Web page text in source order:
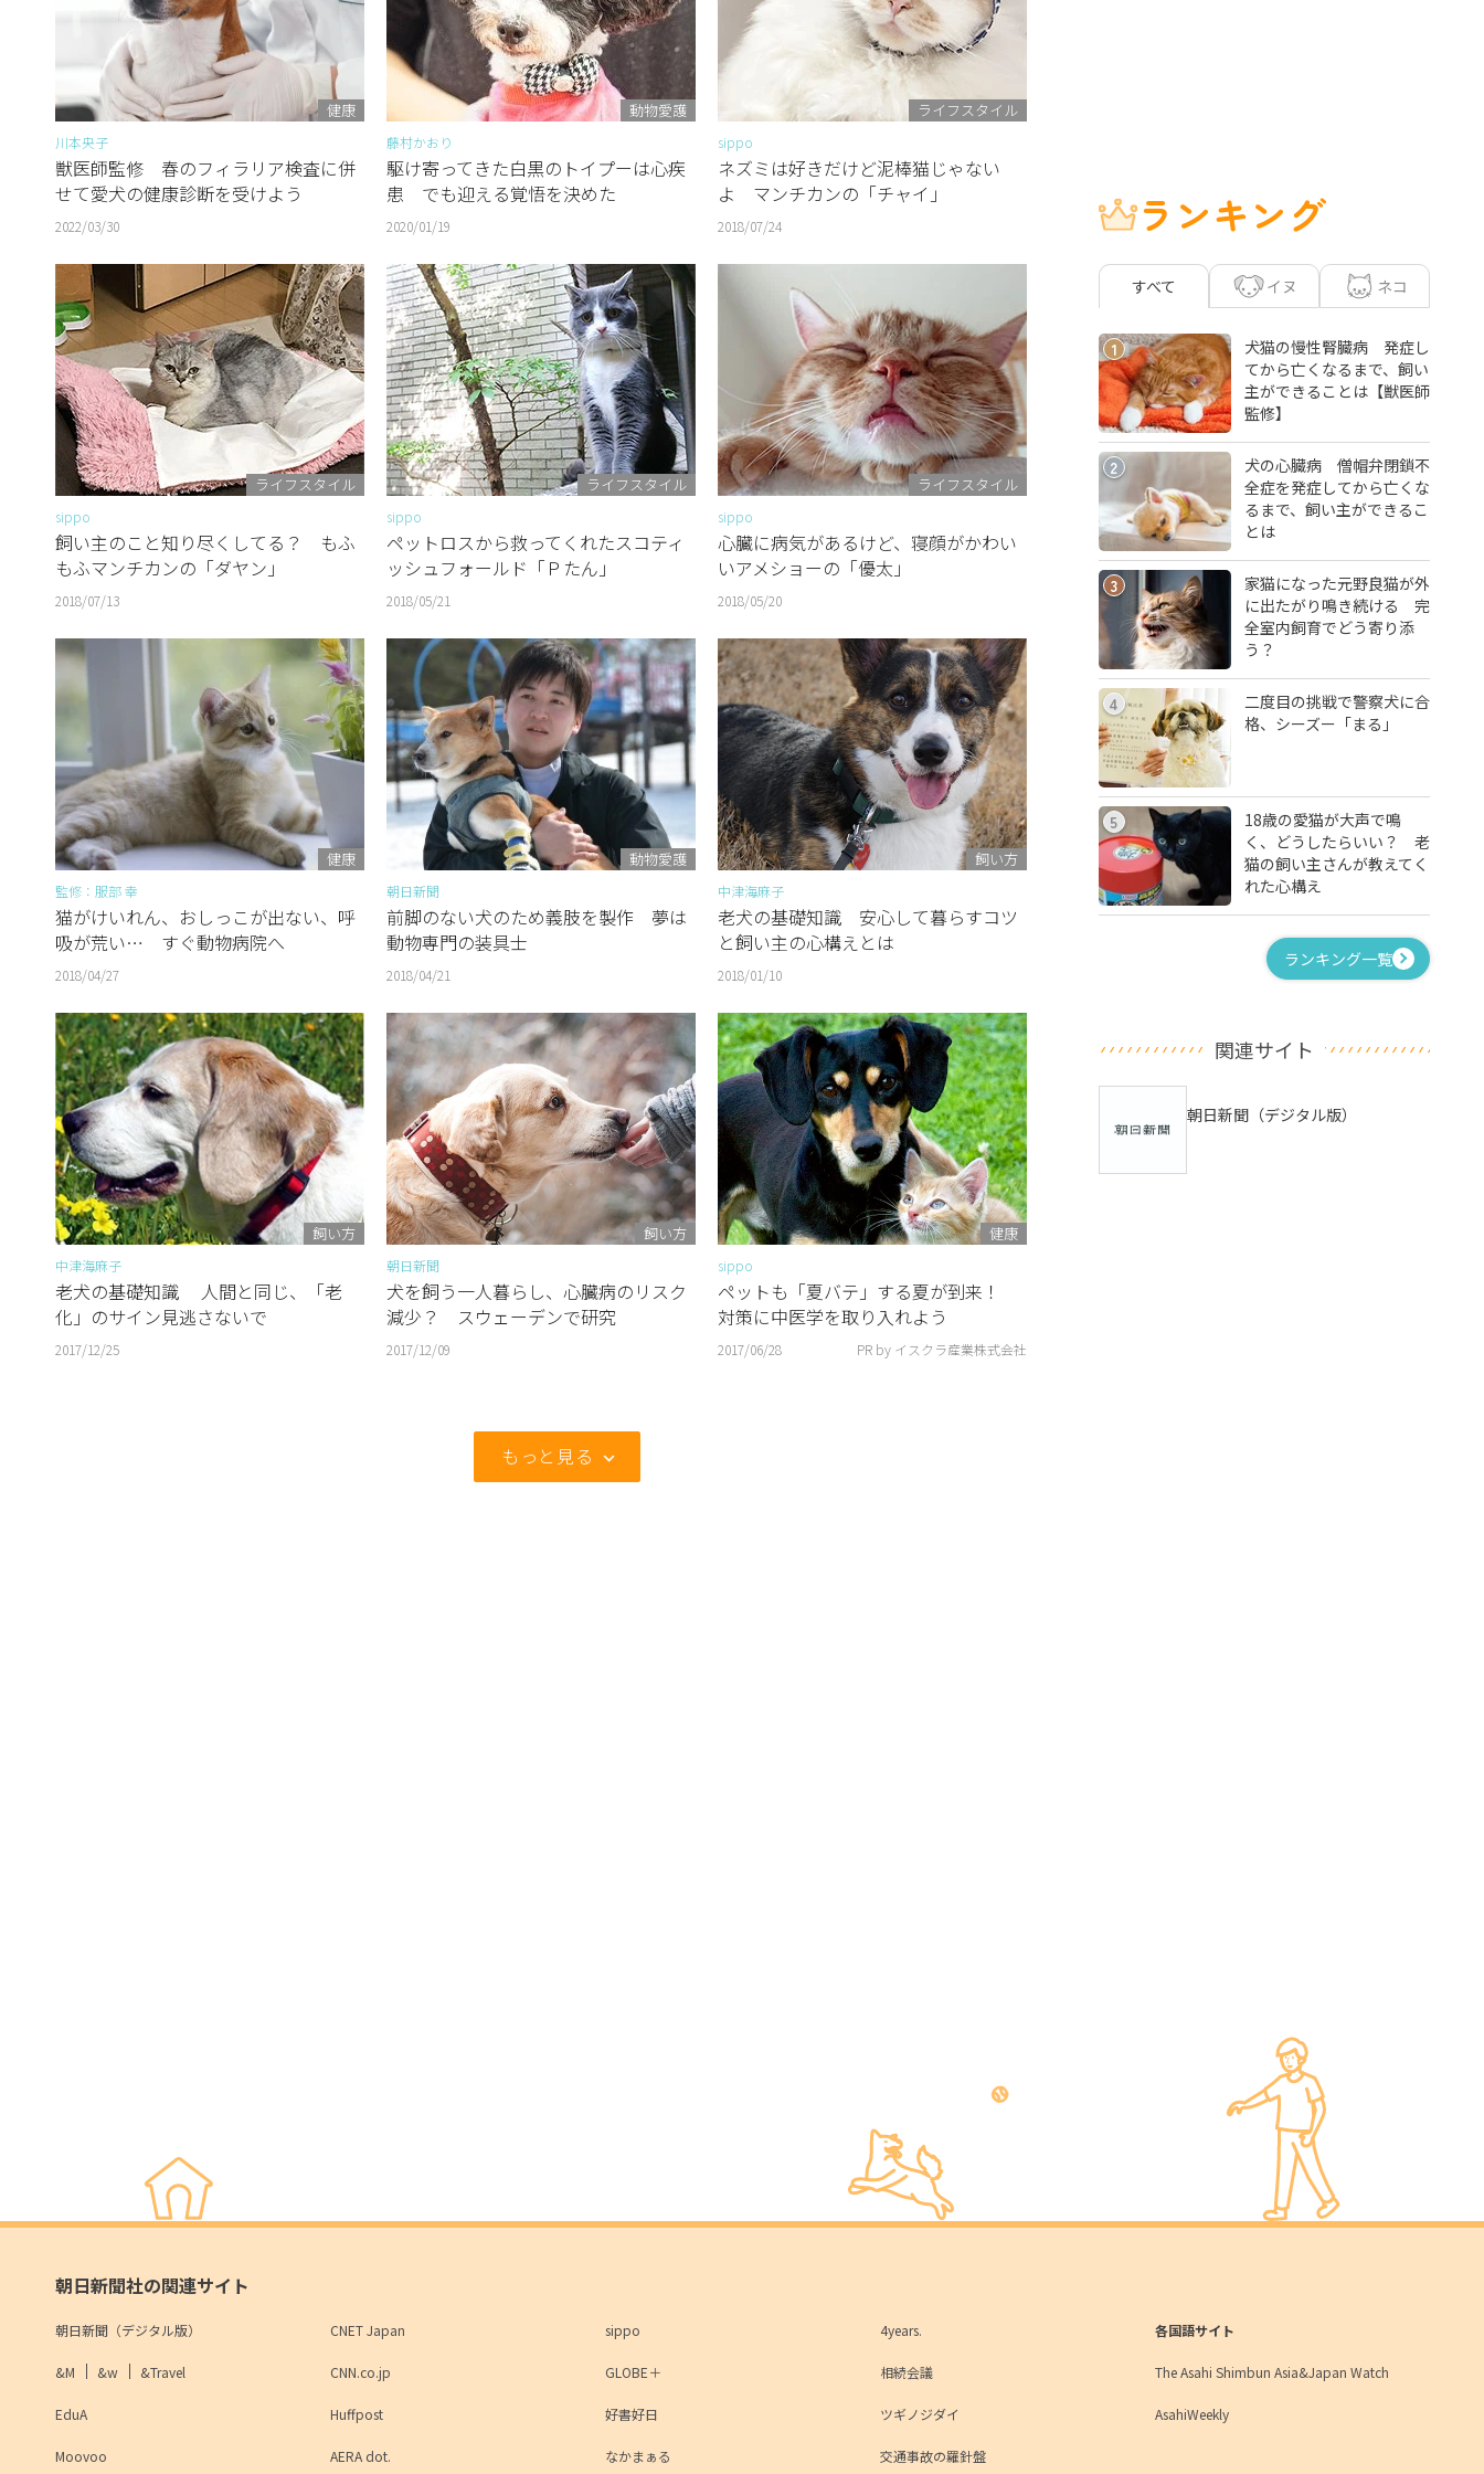
健康
川本央子
獣医師監修 春のフィラリア検査に併
せて愛犬の健康診断を受けよう
2022/03/30
動物愛護
藤村かおり
駆け寄ってきた白黒のトイプーは心疾
患 でも迎える覚悟を決めた
2020/01/19
ライフスタイル
sippo
ネズミは好きだけど泥棒猫じゃない
よ マンチカンの「チャイ」
2018/07/24
ライフスタイル
sippo
飼い主のこと知り尽くしてる？ もふ
もふマンチカンの「ダヤン」
2018/07/13
ライフスタイル
sippo
ペットロスから救ってくれたスコティ
ッシュフォールド「Ｐたん」
2018/05/21
ライフスタイル
sippo
心臓に病気があるけど、寝顔がかわい
いアメショーの「優太」
2018/05/20
健康
監修：服部 幸
猫がけいれん、おしっこが出ない、呼
吸が荒い… すぐ動物病院へ
2018/04/27
動物愛護
朝日新聞
前脚のない犬のため義肢を製作 夢は
動物専門の装具士
2018/04/21
飼い方
中津海麻子
老犬の基礎知識 安心して暮らすコツ
と飼い主の心構えとは
2018/01/10
飼い方
中津海麻子
老犬の基礎知識 人間と同じ、「老
化」のサイン見逃さないで
2017/12/25
飼い方
朝日新聞
犬を飼う一人暮らし、心臓病のリスク
減少？ スウェーデンで研究
2017/12/09
健康
sippo
ペットも「夏バテ」する夏が到来！
対策に中医学を取り入れよう
2017/06/28 PR by イスクラ産業株式会社
もっと見る
ランキング
すべて イヌ ネコ
1
犬猫の慢性腎臓病 発症し
てから亡くなるまで、飼い
主ができることは【獣医師
監修】
2
犬の心臓病 僧帽弁閉鎖不
全症を発症してから亡くな
るまで、飼い主ができるこ
とは
3
家猫になった元野良猫が外
に出たがり鳴き続ける 完
全室内飼育でどう寄り添
う？
4
二度目の挑戦で警察犬に合
格、シーズー「まる」
5
18歳の愛猫が大声で鳴
く、どうしたらいい？ 老
猫の飼い主さんが教えてく
れた心構え
ランキング一覧
関連サイト
朝日新聞（デジタル版）
朝日新聞社の関連サイト
朝日新聞（デジタル版）
&M &w &Travel
EduA
Moovoo
CNET Japan
CNN.co.jp
Huffpost
AERA dot.
sippo
GLOBE＋
好書好日
なかまぁる
4years.
相続会議
ツギノジダイ
交通事故の羅針盤
各国語サイト
The Asahi Shimbun Asia&Japan Watch
AsahiWeekly